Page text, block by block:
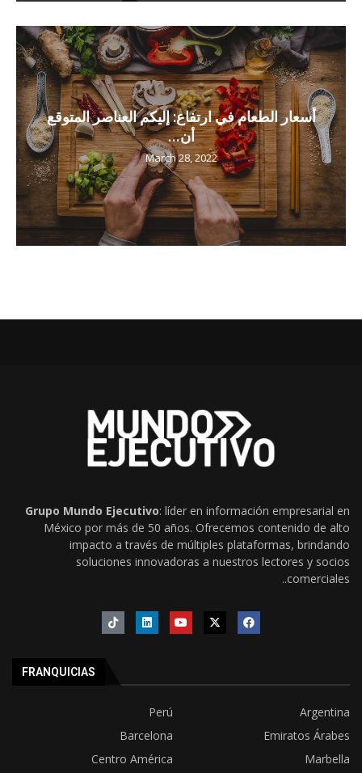
أسعار الطعام في ارتفاع: إليكم العناصر المتوقع
أن...
March 28, 2022
Grupo Mundo Ejecutivo: líder en información empresarial en
México por más de 50 años. Ofrecemos contenido de alto
impacto a través de múltiples plataformas, brindando
soluciones innovadoras a nuestros lectores y socios
comerciales..
FRANQUICIAS
Argentina
Perú
Emiratos Árabes
Barcelona
Marbella
Centro América